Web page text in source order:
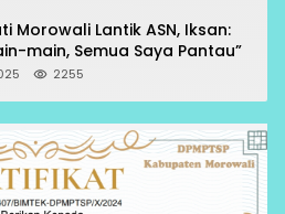
Morowali Lantik ASN, Iksan:
main, Semua Saya Pantau”
2255